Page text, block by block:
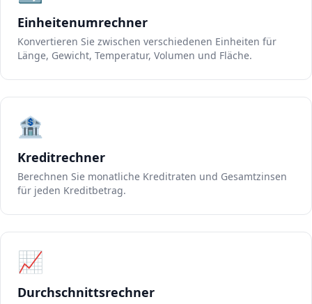
Einheitenumrechner
Konvertieren Sie zwischen verschiedenen Einheiten für
Länge, Gewicht, Temperatur, Volumen und Fläche.
🏦
Kreditrechner
Berechnen Sie monatliche Kreditraten und Gesamtzinsen
für jeden Kreditbetrag.
📈
Durchschnittsrechner